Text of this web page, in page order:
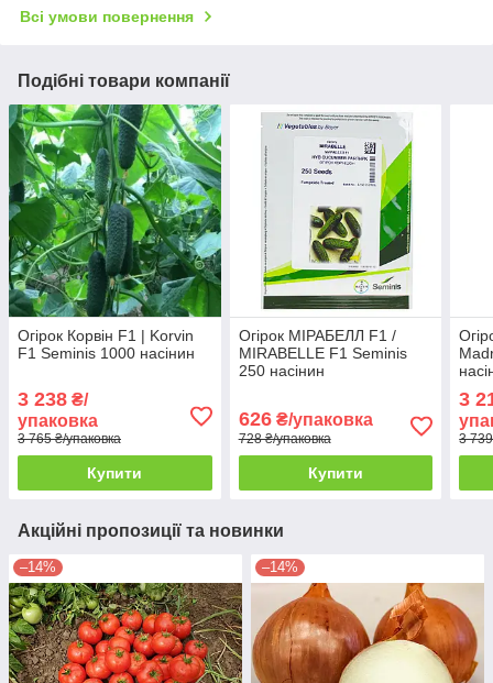
Всі умови повернення
Подібні товари компанії
Огірок Корвін F1 | Korvin
F1 Seminis 1000 насінин
3 238 ₴/
упаковка
3 765 ₴/упаковка
Купити
Огірок МІРАБЕЛЛ F1 /
MIRABELLE F1 Seminis
250 насінин
626₴/упаковка
728 ₴/упаковка
Купити
3
3
Акційні пропозиції та новинки
–14% –14%